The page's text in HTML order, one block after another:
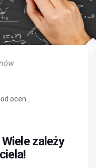
ocen...
zależy